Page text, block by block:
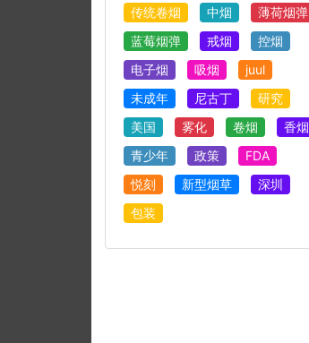
传统卷烟
中烟
薄荷烟弹
蓝莓烟弹
戒烟
控烟
电子烟
吸烟
juul
未成年
尼古丁
研究
美国
雾化 卷烟
香烟
青少年
政策
FDA
悦刻
新型烟草
深圳
包装